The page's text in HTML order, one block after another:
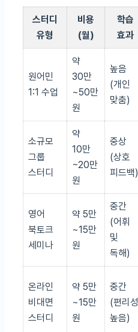
스터디
유형
비용
(월)
학습
효과
원어민
1:1 수업
약
30만
~50만
원
높음
(개인
맞춤)
소규모
그룹
스터디
약
10만
~20만
원
중상
(상호
피드백)
영어
북토크
세미나
약 5만
~15만
원
중간
(어휘
및
독해)
온라인
비대면
스터디
약 5만
~15만
원
중간
(편리성
높음)